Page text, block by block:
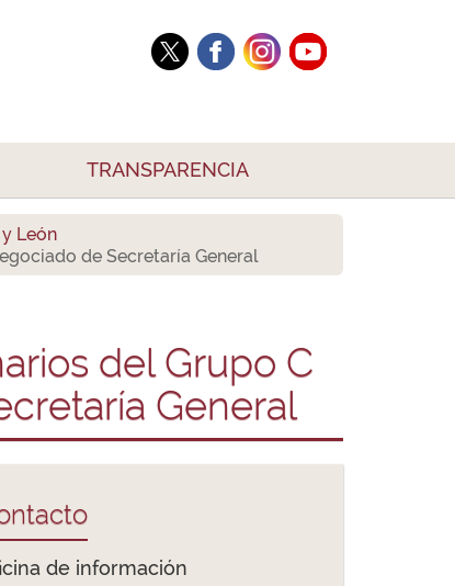
TRANSPARENCIA
León
de Secretaría General
del Grupo C
General
de información